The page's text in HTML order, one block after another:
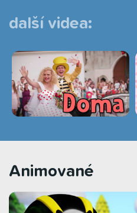
další videa:
Animované